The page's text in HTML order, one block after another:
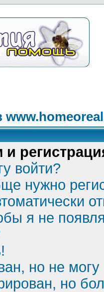
войти?
нужно
я не
но не могу
но